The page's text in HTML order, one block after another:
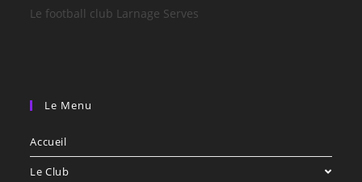
Le football club Larnage Serves
Le Menu
Accueil
Le Club